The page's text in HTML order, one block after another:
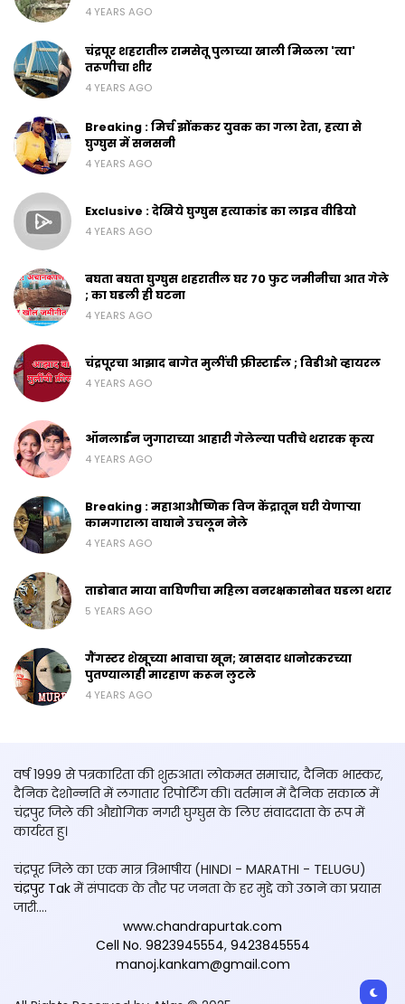
4 YEARS AGO
चंद्रपूर शहरातील रामसेतू पुलाच्या खाली मिळला 'त्या'
तरूणीचा शीर
4 YEARS AGO
Breaking : मिर्च झोंककर युवक का गला रेता, हत्या से
घुग्घुस में सनसनी
4 YEARS AGO
Exclusive : देखिये घुग्घुस हत्याकांड का लाइव वीडियो
4 YEARS AGO
बघता बघता घुग्घुस शहरातील घर 70 फुट जमीनीचा आत गेले
; का घडली ही घटना
4 YEARS AGO
चंद्रपूरचा आझाद बागेत मुलींची फ्रीस्टाईल ; विडीओ व्हायरल
4 YEARS AGO
ऑनलाईन जुगाराच्या आहारी गेलेल्या पतीचे थरारक कृत्य
4 YEARS AGO
Breaking : महाआऔष्णिक विज केंद्रातून घरी येणाऱ्या
कामगाराला वाघाने उचलून नेले
4 YEARS AGO
ताडोबात माया वाघिणीचा महिला वनरक्षकासोबत घडला थरार
5 YEARS AGO
गैंगस्टर शेखूच्या भावाचा खून; खासदार धानोरकरच्या
पुतण्यालाही मारहाण करून लुटले
4 YEARS AGO
वर्ष 1999 से पत्रकारिता की शुरुआत। लोकमत समाचार, दैनिक भास्कर,
दैनिक देशोन्नति में लगातार रिपोर्टिंग की। वर्तमान में दैनिक सकाळ में
चंद्रपुर जिले की औद्योगिक नगरी घुग्घुस के लिए संवाददाता के रूप में
कार्यरत हु।
चंद्रपूर जिले का एक मात्र त्रिभाषीय (HINDI - MARATHI - TELUGU)
चंद्रपुर Takमें संपादक के तौर पर जनता के हर मुद्दे को उठाने का प्रयास
जारी....
www.chandrapurtak.com
Cell No. 9823945554,9423845554
manoj.kankam@gmail.com